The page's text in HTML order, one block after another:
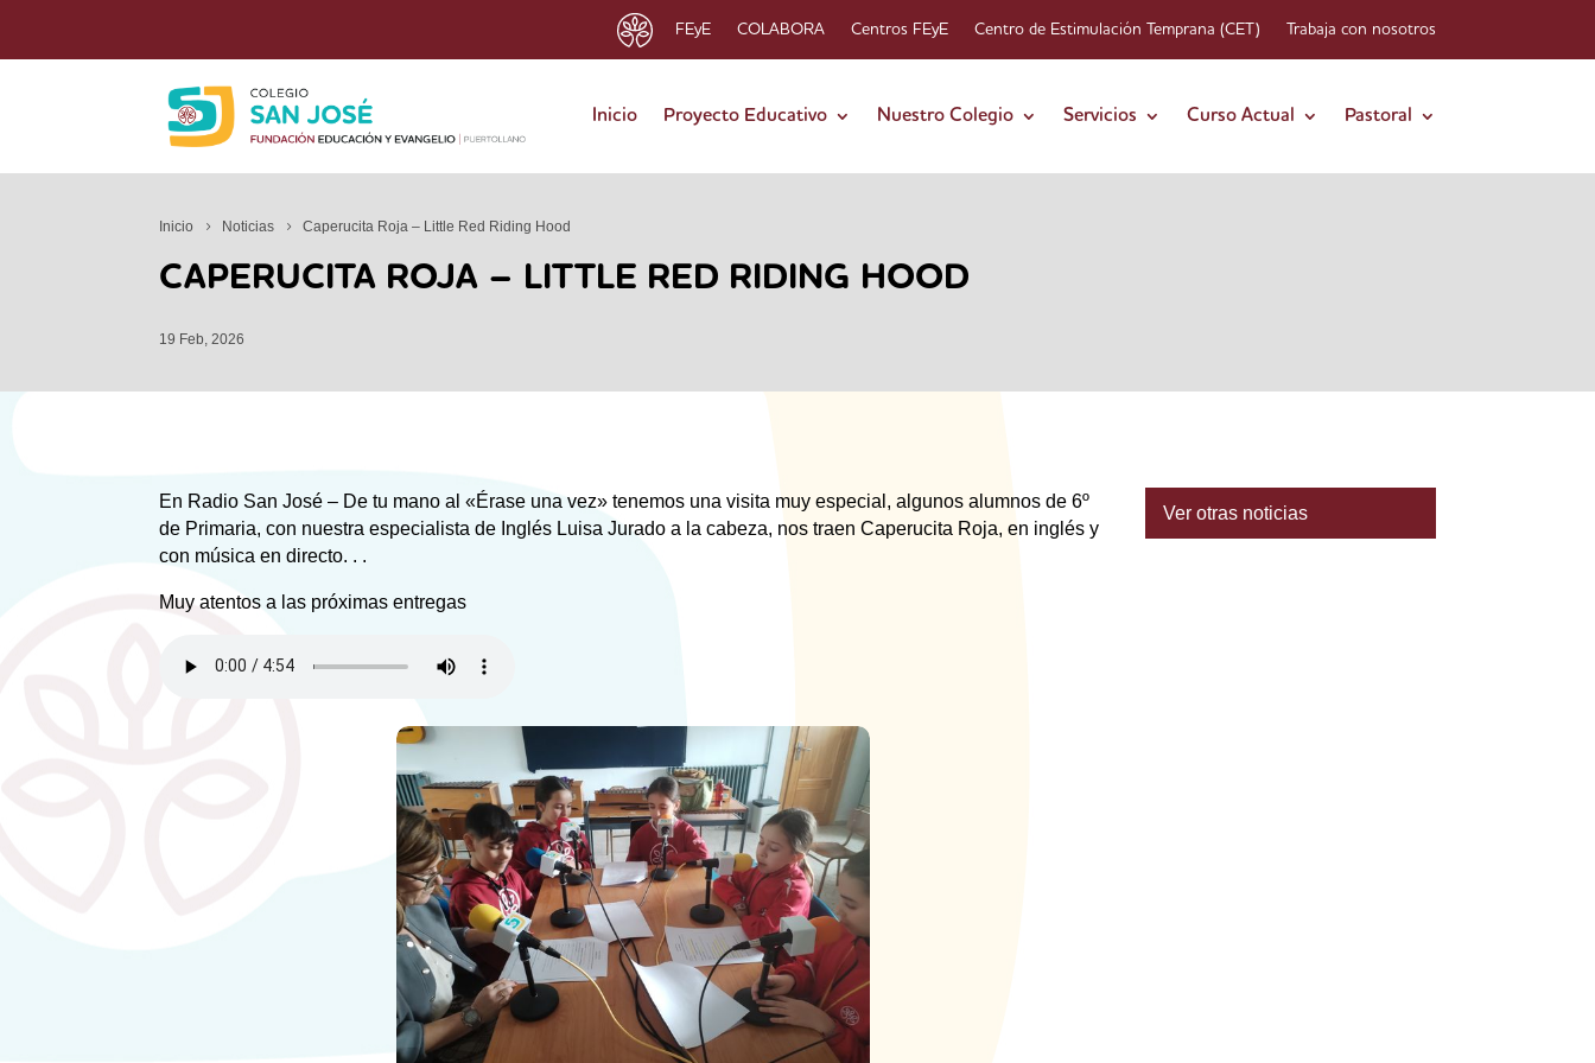
FEyE COLABORA Centros FEyE Centro de Estimulación Temprana (CET) Trabaja con nosotros
Inicio Proyecto Educativo Nuestro Colegio Servicios Curso Actual Pastoral
Inicio Noticias Caperucita Roja – Little Red Riding Hood
CAPERUCITA ROJA – LITTLE RED RIDING HOOD
19 Feb, 2026
En Radio San José – De tu mano al «Érase una vez» tenemos una visita muy especial, algunos alumnos de 6º
de Primaria, con nuestra especialista de Inglés Luisa Jurado a la cabeza, nos traen Caperucita Roja, en inglés y
con música en directo. . .
Muy atentos a las próximas entregas
Ver otras noticias